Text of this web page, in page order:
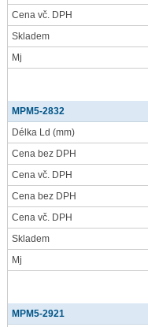
Cena vč. DPH
Skladem
Mj
MPM5-2832
Délka Ld (mm)
Cena bez DPH
Cena vč. DPH
Cena bez DPH
Cena vč. DPH
Skladem
Mj
MPM5-2921